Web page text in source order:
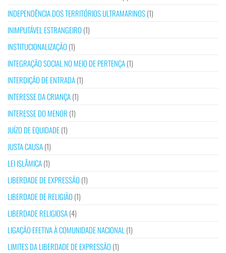
INDEPENDÊNCIA DOS TERRITÓRIOS ULTRAMARINOS(1)
INIMPUTÁVEL ESTRANGEIRO (1)
INSTITUCIONALIZAÇÃO (1)
INTEGRAÇÃO SOCIAL NO MEIO DE PERTENÇA(1)
INTERDIÇÃO DE ENTRADA(1)
INTERESSE DA CRIANÇA(1)
INTERESSE DO MENOR (1)
JUÍZO DE EQUIDADE(1)
JUSTA CAUSA(1)
LEI ISLÂMICA(1)
LIBERDADE DE EXPRESSÃO (1)
LIBERDADE DE RELIGIÃO (1)
LIBERDADE RELIGIOSA(4)
LIGAÇÃO EFETIVA À COMUNIDADE NACIONAL (1)
LIMITES DA LIBERDADE DE EXPRESSÃO (1)